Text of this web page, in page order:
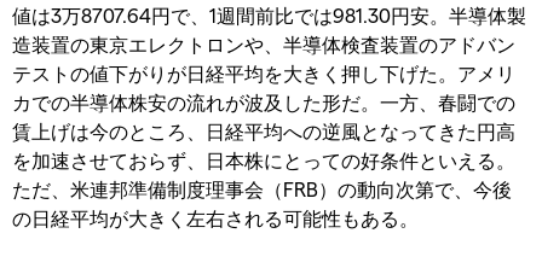
値は3万8707.64円で、1週間前比では981.30円安。半導体製
造装置の東京エレクトロンや、半導体検査装置のアドバン
テストの値下がりが日経平均を大きく押し下げた。アメリ
カでの半導体株安の流れが波及した形だ。一方、春闘での
賃上げは今のところ、日経平均への逆風となってきた円高
を加速させておらず、日本株にとっての好条件といえる。
ただ、米連邦準備制度理事会（FRB）の動向次第で、今後
の日経平均が大きく左右される可能性もある。